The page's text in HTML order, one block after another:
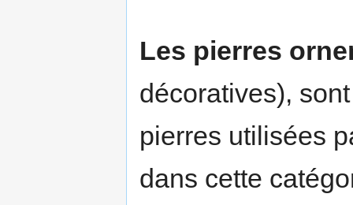
Les pierres
décoratives),
pierres utilisées
dans cette